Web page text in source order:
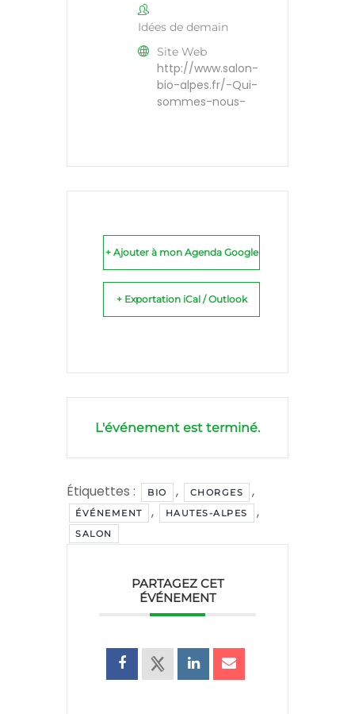
Idées de demain
Site Web
http://www.salon-
bio-alpes.fr/-Qui-
sommes-nous-
+ Ajouter à mon Agenda Google
+ Exportation iCal / Outlook
L'événement est terminé.
Étiquettes : BIO , CHORGES ,
ÉVÉNEMENT , HAUTES-ALPES ,
SALON
PARTAGEZ CET
ÉVÉNEMENT